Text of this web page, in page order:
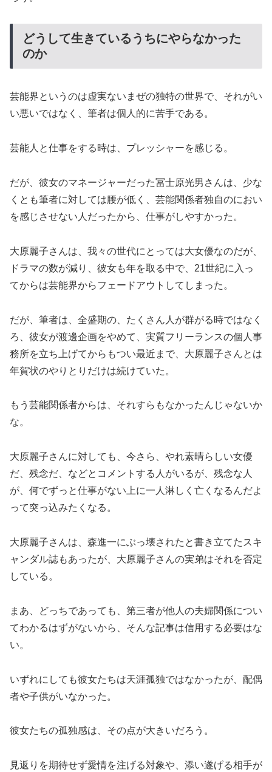
どうして生きているうちにやらなかった
のか
芸能界というのは虚実ないまぜの独特の世界で、それがい
い悪いではなく、筆者は個人的に苦手である。
芸能人と仕事をする時は、プレッシャーを感じる。
だが、彼女のマネージャーだった冨士原光男さんは、少な
くとも筆者に対しては腰が低く、芸能関係者独自のにおい
を感じさせない人だったから、仕事がしやすかった。
大原麗子さんは、我々の世代にとっては大女優なのだが、
ドラマの数が減り、彼女も年を取る中で、21世紀に入っ
てからは芸能界からフェードアウトしてしまった。
だが、筆者は、全盛期の、たくさん人が群がる時ではなく
ろ、彼女が渡邊企画をやめて、実質フリーランスの個人事
務所を立ち上げてからもつい最近まで、大原麗子さんとは
年賀状のやりとりだけは続けていた。
もう芸能関係者からは、それすらもなかったんじゃないか
な。
大原麗子さんに対しても、今さら、やれ素晴らしい女優
だ、残念だ、などとコメントする人がいるが、残念な人
が、何でずっと仕事がない上に一人淋しく亡くなるんだよ
って突っ込みたくなる。
大原麗子さんは、森進一にぶっ壊されたと書き立てたスキ
ャンダル誌もあったが、大原麗子さんの実弟はそれを否定
している。
まあ、どっちであっても、第三者が他人の夫婦関係につい
てわかるはずがないから、そんな記事は信用する必要はな
い。
いずれにしても彼女たちは天涯孤独ではなかったが、配偶
者や子供がいなかった。
彼女たちの孤独感は、その点が大きいだろう。
見返りを期待せず愛情を注げる対象や、添い遂げる相手が